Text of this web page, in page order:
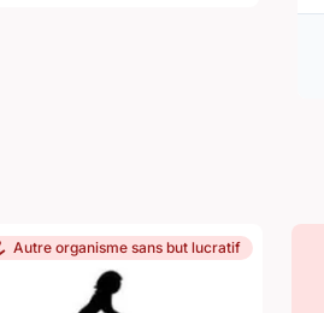
Autre organisme sans but lucratif